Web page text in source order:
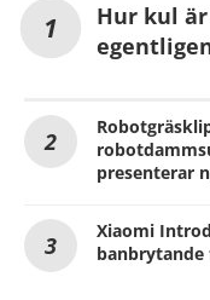
Hur kul
presenterar
Xiaomi